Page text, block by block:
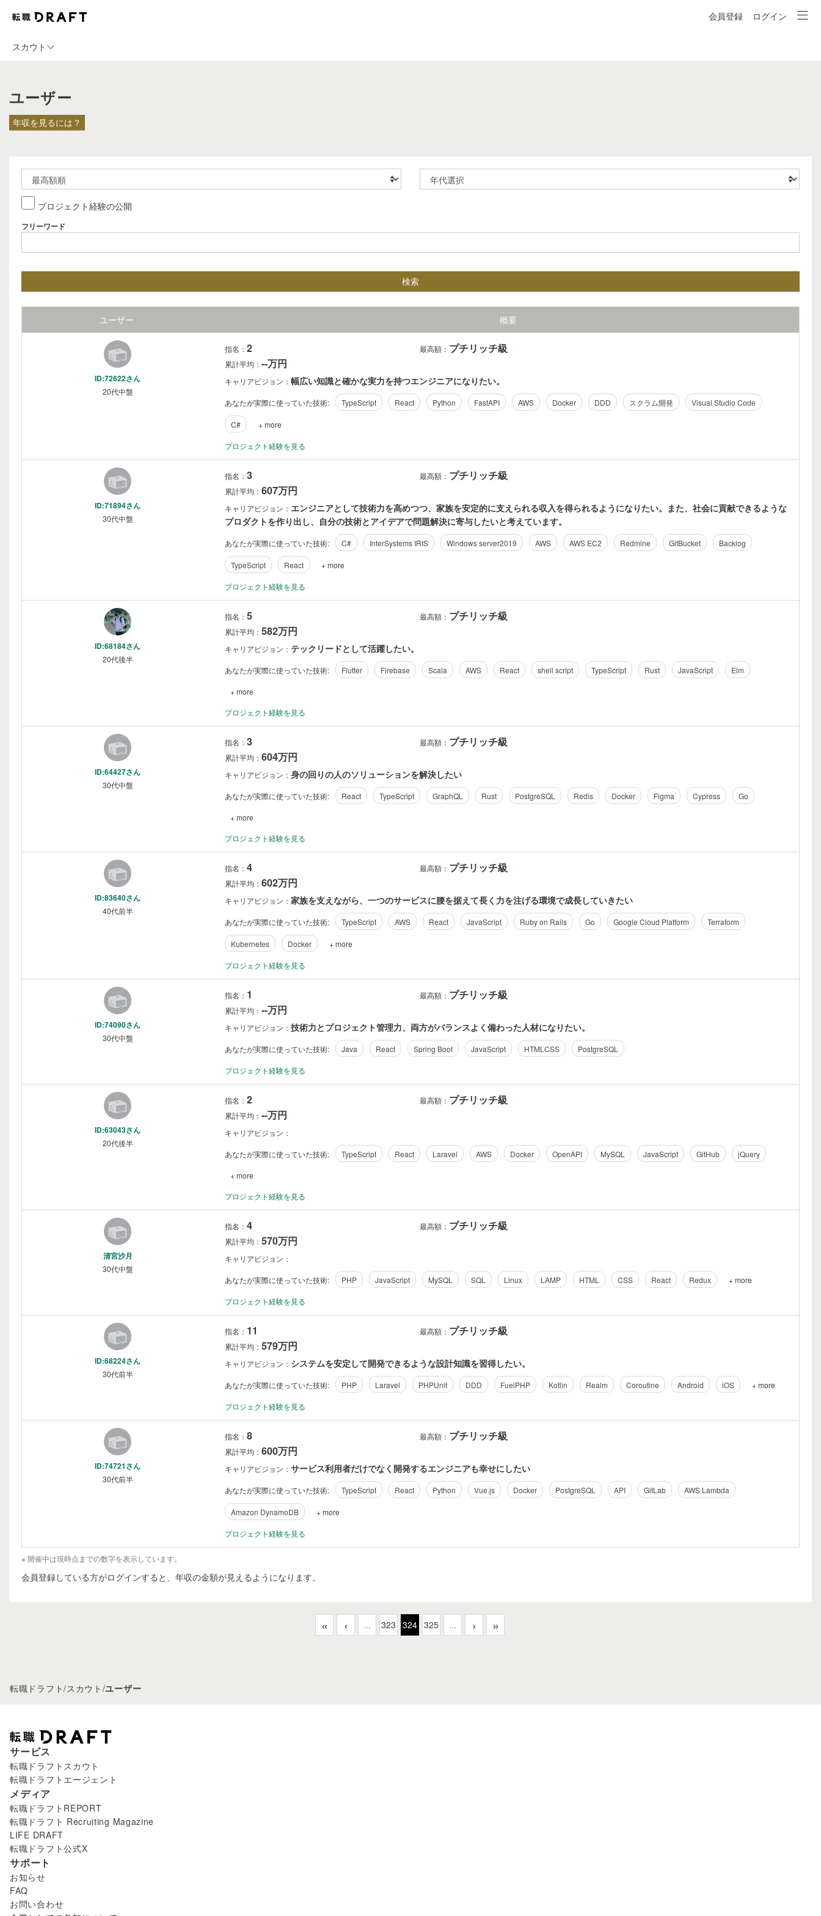
会員登録 ログイン
スカウト
ユーザー
年収を見るには？
プロジェクト経験の公開
フリーワード
ユーザー 概要
ID:72622さん
20代中盤
指名： 2 最高額： プチリッチ級
累計平均： --万円
キャリアビジョン： 幅広い知識と確かな実力を持つエンジニアになりたい。
あなたが実際に使っていた技術: TypeScript React Python FastAPI AWS Docker DDD スクラム開発 Visual Studio Code
C# + more
プロジェクト経験を見る
ID:71894さん
30代中盤
指名： 3 最高額： プチリッチ級
累計平均： 607万円
キャリアビジョン： エンジニアとして技術力を高めつつ、家族を安定的に支えられる収入を得られるようになりたい。また、社会に貢献できるような
プロダクトを作り出し、自分の技術とアイデアで問題解決に寄与したいと考えています。
あなたが実際に使っていた技術: C# InterSystems IRIS Windows server2019 AWS AWS EC2 Redmine GitBucket Backlog
TypeScript React + more
プロジェクト経験を見る
ID:68184さん
20代後半
指名： 5 最高額： プチリッチ級
累計平均： 582万円
キャリアビジョン： テックリードとして活躍したい。
あなたが実際に使っていた技術: Flutter Firebase Scala AWS React shell script TypeScript Rust JavaScript Elm
+ more
プロジェクト経験を見る
ID:64427さん
30代中盤
指名： 3 最高額： プチリッチ級
累計平均： 604万円
キャリアビジョン： 身の回りの人のソリューションを解決したい
あなたが実際に使っていた技術: React TypeScript GraphQL Rust PostgreSQL Redis Docker Figma Cypress Go
+ more
プロジェクト経験を見る
ID:83640さん
40代前半
指名： 4 最高額： プチリッチ級
累計平均： 602万円
キャリアビジョン： 家族を支えながら、一つのサービスに腰を据えて長く力を注げる環境で成長していきたい
あなたが実際に使っていた技術: TypeScript AWS React JavaScript Ruby on Rails Go Google Cloud Platform Terraform
Kubernetes Docker + more
プロジェクト経験を見る
ID:74090さん
30代中盤
指名： 1 最高額： プチリッチ級
累計平均： --万円
キャリアビジョン： 技術力とプロジェクト管理力、両方がバランスよく備わった人材になりたい。
あなたが実際に使っていた技術: Java React Spring Boot JavaScript HTMLCSS PostgreSQL
プロジェクト経験を見る
ID:63043さん
20代後半
指名： 2 最高額： プチリッチ級
累計平均： --万円
キャリアビジョン：
あなたが実際に使っていた技術: TypeScript React Laravel AWS Docker OpenAPI MySQL JavaScript GitHub jQuery
+ more
プロジェクト経験を見る
清宮沙月
30代中盤
指名： 4 最高額： プチリッチ級
累計平均： 570万円
キャリアビジョン：
あなたが実際に使っていた技術: PHP JavaScript MySQL SQL Linux LAMP HTML CSS React Redux + more
プロジェクト経験を見る
ID:68224さん
30代前半
指名： 11 最高額： プチリッチ級
累計平均： 579万円
キャリアビジョン： システムを安定して開発できるような設計知識を習得したい。
あなたが実際に使っていた技術: PHP Laravel PHPUnit DDD FuelPHP Kotlin Realm Coroutine Android iOS + more
プロジェクト経験を見る
ID:74721さん
30代前半
指名： 8 最高額： プチリッチ級
累計平均： 600万円
キャリアビジョン： サービス利用者だけでなく開発するエンジニアも幸せにしたい
あなたが実際に使っていた技術: TypeScript React Python Vue.js Docker PostgreSQL API GitLab AWS Lambda
Amazon DynamoDB + more
プロジェクト経験を見る
※ 開催中は現時点までの数字を表示しています。
会員登録している方がログインすると、年収の金額が見えるようになります。
« ‹ ... 323 324 325 ... › »
転職ドラフト/スカウト /ユーザー
サービス
転職ドラフトスカウト
転職ドラフトエージェント
メディア
転職ドラフトREPORT
転職ドラフト Recruiting Magazine
LIFE DRAFT
転職ドラフト公式X
サポート
お知らせ
FAQ
お問い合わせ